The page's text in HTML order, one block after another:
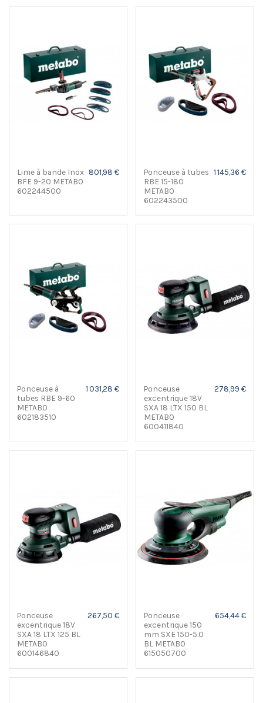
Lime à bande Inox
BFE 9-20 METABO
602244500
801,98 €
Ponceuse à tubes
RBE 15-180
METABO
602243500
1 145,36 €
Ponceuse à
tubes RBE 9-60
METABO
602183510
1 031,28 €
Ponceuse
excentrique 18V
SXA 18 LTX 150 BL
METABO
600411840
278,99 €
Ponceuse
excentrique 18V
SXA 18 LTX 125 BL
METABO
600146840
267,50 €
Ponceuse
excentrique 150
mm SXE 150-5.0
BL METABO
615050700
654,44 €